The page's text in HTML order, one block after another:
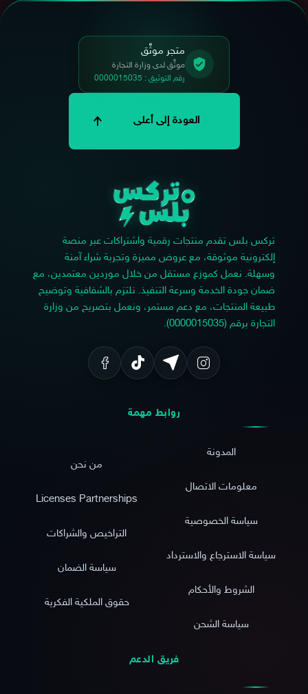
متجر موثَّق
موثَّق لدى وزارة التجارة
رقم التوثيق : 0000015035
العودة إلى أعلى
تركس بلس تقدم منتجات رقمية واشتراكات عبر منصة
إلكترونية موثوقة، مع عروض مميزة وتجربة شراء آمنة
وسهلة. نعمل كموزع مستقل من خلال موردين معتمدين، مع
ضمان جودة الخدمة وسرعة التنفيذ. نلتزم بالشفافية وتوضيح
طبيعة المنتجات، مع دعم مستمر، ونعمل بتصريح من وزارة
التجارة برقم (0000015035).
روابط مهمة
المدونة
معلومات الاتصال
سياسة الخصوصية
سياسة الاسترجاع والاسترداد
الشروط والأحكام
سياسة الشحن
من نحن
Licenses Partnerships
التراخيص والشراكات
سياسة الضمان
حقوق الملكية الفكرية
فريق الدعم